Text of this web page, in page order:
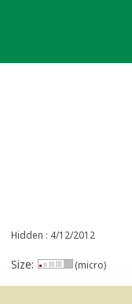
Hidden : 4/12/2012
Size: (micro)